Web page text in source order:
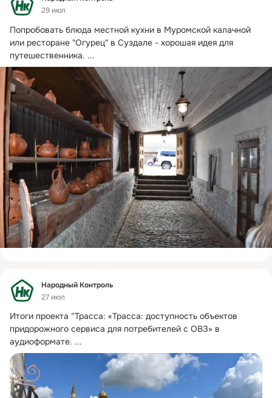
29 июл
Попробовать блюда местной кухни в Муромской калачной
или ресторане "Огурец" в Суздале - хорошая идея для
путешественника. ...
Фид
Народный Контроль
27 июл
Итоги проекта “Трасса: «Трасса: доступность объектов
придорожного сервиса для потребителей с ОВЗ» в
аудиоформате. ...